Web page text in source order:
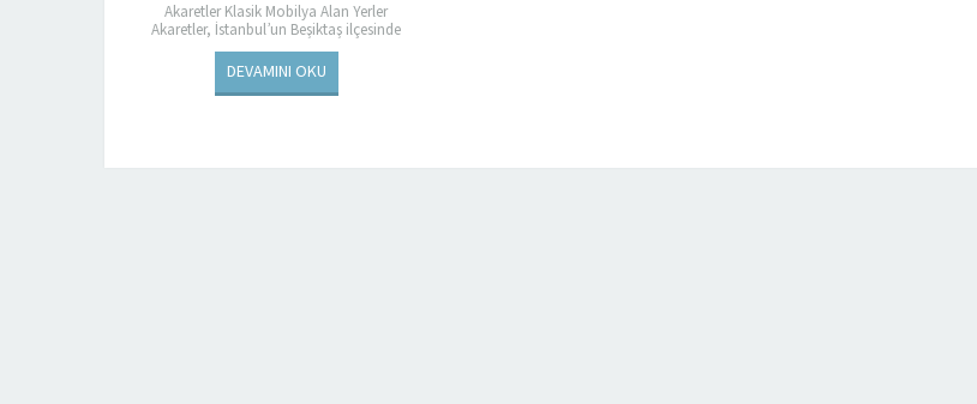
Akaretler Klasik Mobilya Alan Yerler
Akaretler, İstanbul’un Beşiktaş ilçesinde
yer alan tarihi ve zarif bir semttir. Tarihi
dokusuyla ünlü olan...
DEVAMINI OKU